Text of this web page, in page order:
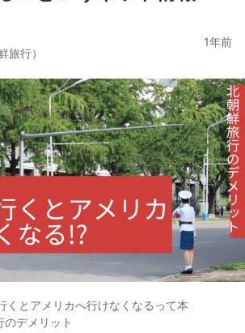
旅行）
1年前
くとアメリカへ行けなくなるって本
のデメリット